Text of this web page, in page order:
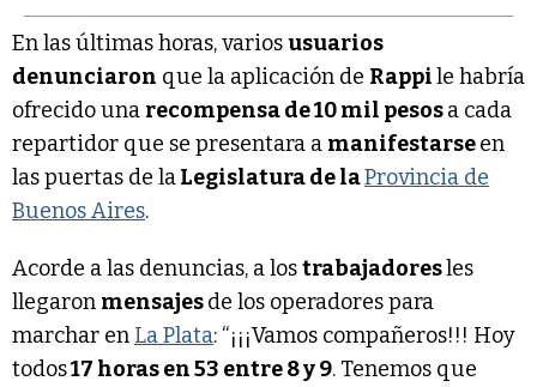
En las últimas horas, variosusuarios
denunciaron que la aplicación de Rappile habría
ofrecido una recompensa de 10 mil pesosa cada
repartidor que se presentara a manifestarseen
las puertas de laLegislatura de laProvincia de
Buenos Aires.
Acorde a las denuncias, a lostrabajadoresles
llegaron mensajesde los operadores para
marchar en La Plata: “¡¡¡Vamos compañeros!!! Hoy
todos17 horas en 53 entre 8 y 9. Tenemos que